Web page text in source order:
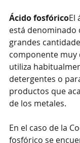
Ácido fosfóricoEl
está denominado
grandes
componente muy
utiliza
detergentes o
productos que
de los metales.
En el caso de la
fosfórico se